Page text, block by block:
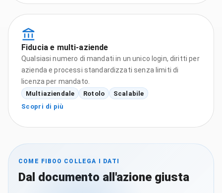
Fiducia e multi-aziende
Qualsiasi numero di mandati in un unico login, diritti per
azienda e processi standardizzati senza limiti di
licenza per mandato.
Multiaziendale Rotolo
Scalabile
Scopri di più
COME FIBOO COLLEGA I DATI
Dal documento all'azione giusta